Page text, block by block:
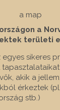
a
területi
sikeres
akik a
érkeztek
stb.)